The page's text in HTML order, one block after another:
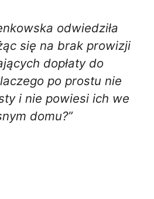
odwiedziła
się na brak prowizji
dopłaty do
po prostu nie
i nie powiesi ich we
domu?”